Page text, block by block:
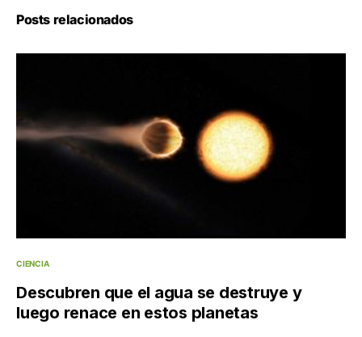
Posts relacionados
CIENCIA
Descubren que el agua se destruye y
luego renace en estos planetas